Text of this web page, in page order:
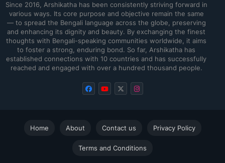
Since 2016, Arshikatha has been consistently striving forward in
various ways. Its core purpose and objective remain the same
— to spread the Bengali language across the globe, preserving
and enhancing its dignity and beauty. By exchanging the finest
thoughts with Bengali-speaking communities worldwide, it aims
to foster a strong, enduring bond. So far, Arshikatha has
established connections with 10 countries and has successfully
reached and engaged with over a hundred thousand people.
Home About Contact us Privacy Policy
Terms and Conditions